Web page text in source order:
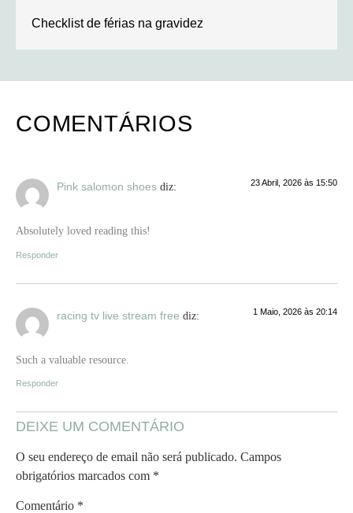
Checklist de férias na gravidez
COMENTÁRIOS
Pink salomon shoes diz: 23 Abril, 2026 às 15:50
Absolutely loved reading this!
Responder
racing tv live stream free diz: 1 Maio, 2026 às 20:14
Such a valuable resource.
Responder
DEIXE UM COMENTÁRIO
O seu endereço de email não será publicado. Campos
obrigatórios marcados com *
Comentário *